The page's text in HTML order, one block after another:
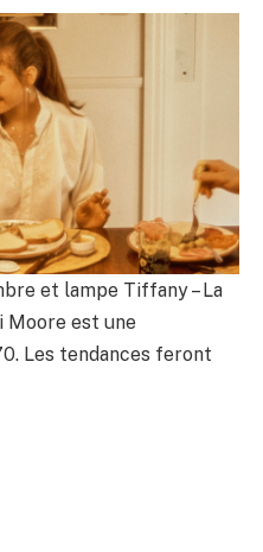
et lampe Tiffany – La
Moore est une
Les tendances feront